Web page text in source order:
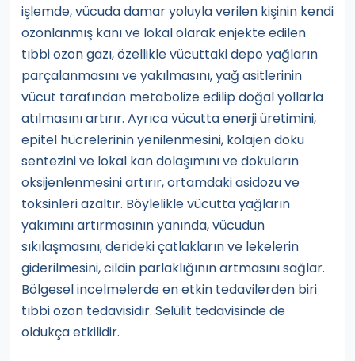
işlemde, vücuda damar yoluyla verilen kişinin kendi
ozonlanmış kanı ve lokal olarak enjekte edilen
tıbbi ozon gazı, özellikle vücuttaki depo yağların
parçalanmasını ve yakılmasını, yağ asitlerinin
vücut tarafından metabolize edilip doğal yollarla
atılmasını artırır. Ayrıca vücutta enerji üretimini,
epitel hücrelerinin yenilenmesini, kolajen doku
sentezini ve lokal kan dolaşımını ve dokuların
oksijenlenmesini artırır, ortamdaki asidozu ve
toksinleri azaltır. Böylelikle vücutta yağların
yakımını artırmasının yanında, vücudun
sıkılaşmasını, derideki çatlakların ve lekelerin
giderilmesini, cildin parlaklığının artmasını sağlar.
Bölgesel incelmelerde en etkin tedavilerden biri
tıbbi ozon tedavisidir. Selülit tedavisinde de
oldukça etkilidir.